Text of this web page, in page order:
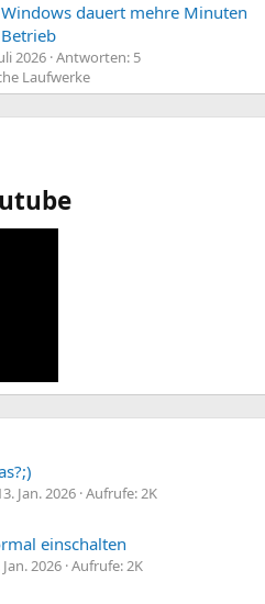
dauert mehre Minuten
2026 Antworten: 5
Laufwerke
Jan. 2026 Aufrufe: 2K
einschalten
Jan. 2026 Aufrufe: 2K